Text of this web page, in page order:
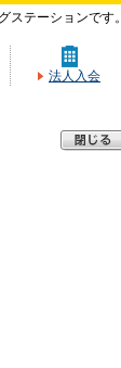
ステーションです。
法人入会